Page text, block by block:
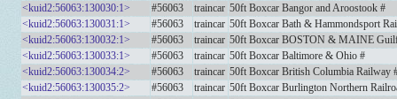
<kuid2:56063:130030:1>
#56063 traincar 50ft Boxcar Bangor and Aroostook #
<kuid2:56063:130031:1>
#56063 traincar 50ft Boxcar Bath & Hammondsport
<kuid2:56063:130032:1>
#56063 traincar 50ft Boxcar BOSTON & MAINE
<kuid2:56063:130033:1>
#56063 traincar 50ft Boxcar Baltimore & Ohio #
<kuid2:56063:130034:2>
#56063 traincar 50ft Boxcar British Columbia Railway
<kuid2:56063:130035:2>
#56063 traincar 50ft Boxcar Burlington Northern